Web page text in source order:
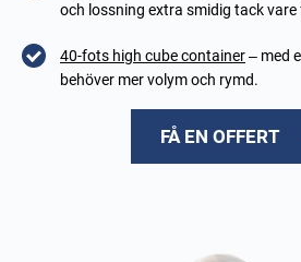
och lossning extra smidig tack
40-fots high cube container– med
behöver mer volym och rymd.
FÅ EN OFFERT